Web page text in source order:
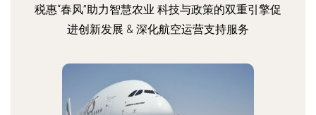
税惠“春风”助力智慧农业 科技与政策的双重引擎促
进创新发展 & 深化航空运营支持服务